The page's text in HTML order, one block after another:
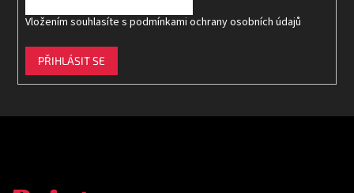
Vložením souhlasíte s podmínkami ochrany osobních údajů
PŘIHLÁSIT SE